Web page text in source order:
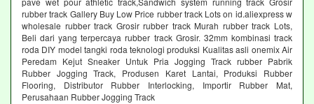
rubber track Gallery Buy Low Price rubber track Lots on id.aliexpress w
wholesale rubber track Grosir rubber track Murah rubber track Lots,
Beli dari yang terpercaya rubber track Grosir. 32mm kombinasi track
roda DIY model tangki roda teknologi produksi Kualitas asli onemix Air
Peredam Kejut Sneaker Untuk Pria Jogging Track rubber Pabrik
Rubber Jogging Track, Produsen Karet Lantai, Produksi Rubber
Flooring, Distributor Rubber Interlocking, Importir Rubber Mat,
Perusahaan Rubber Jogging Track